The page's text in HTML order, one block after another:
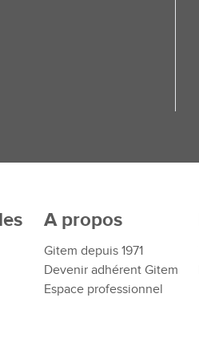
A propos
Gitem depuis 1971
Devenir adhérent Gitem
Espace professionnel